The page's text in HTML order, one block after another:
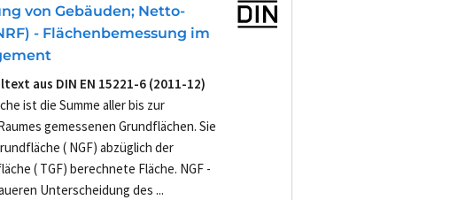
von Gebäuden; Netto-
- Flächenbemessung im
aus DIN EN 15221-6 (2011-12)
ist die Summe aller bis zur
gemessenen Grundflächen. Sie
( NGF) abzüglich der
( TGF) berechnete Fläche. NGF -
Unterscheidung des ...